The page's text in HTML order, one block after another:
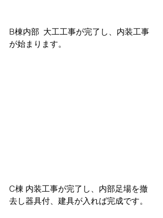
B棟内部  大工工事が完了し、内装工事
が始まります。
C棟 内装工事が完了し、内部足場を撤
去し器具付、建具が入れば完成です。